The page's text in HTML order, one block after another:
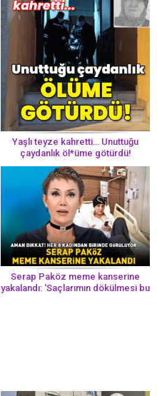
Yaşlı teyze kahretti… Unuttuğu
çaydanlık öl*üme götürdü!
Serap Paköz meme kanserine
yakalandı: ‘Saçlarımın dökülmesi bu